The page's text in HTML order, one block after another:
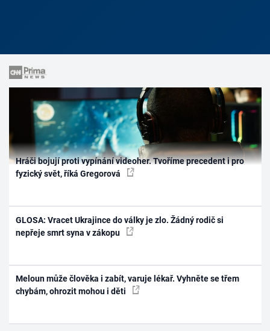
Hráči bojují proti vypínání videoher. Tvoříme precedent i pro
fyzický svět, říká Gregorová
GLOSA: Vracet Ukrajince do války je zlo. Žádný rodič si
nepřeje smrt syna v zákopu
Meloun může člověka i zabít, varuje lékař. Vyhněte se třem
chybám, ohrozit mohou i děti